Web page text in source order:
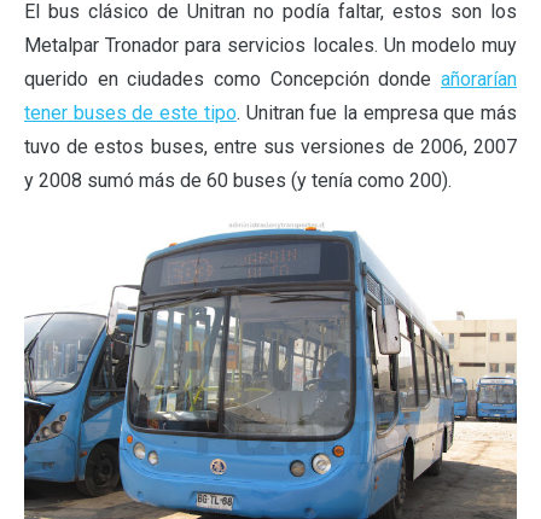
El bus clásico de Unitran no podía faltar, estos son los
Metalpar Tronador para servicios locales. Un modelo muy
querido en ciudades como Concepción donde añorarían
tener buses de este tipo. Unitran fue la empresa que más
tuvo de estos buses, entre sus versiones de 2006, 2007
y 2008 sumó más de 60 buses (y tenía como 200).